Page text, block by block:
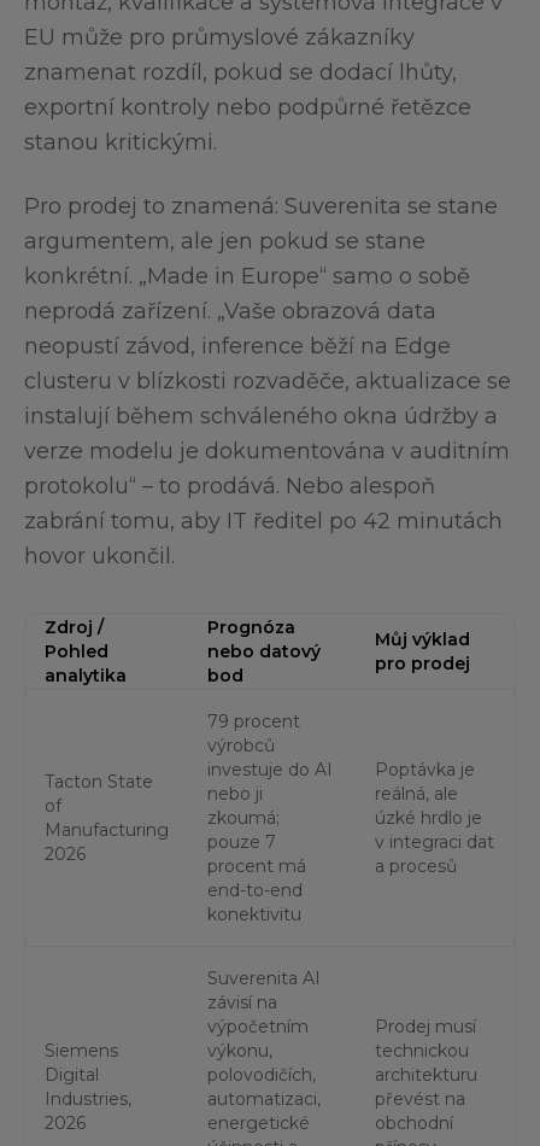
EU může pro průmyslové zákazníky
znamenat rozdíl, pokud se dodací lhůty,
exportní kontroly nebo podpůrné řetězce
stanou kritickými.
Pro prodej to znamená: Suverenita se stane
argumentem, ale jen pokud se stane
konkrétní. „Made in Europe“ samo o sobě
neprodá zařízení. „Vaše obrazová data
neopustí závod, inference běží na Edge
clusteru v blízkosti rozvaděče, aktualizace se
instalují během schváleného okna údržby a
verze modelu je dokumentována v auditním
protokolu“ – to prodává. Nebo alespoň
zabrání tomu, aby IT ředitel po 42 minutách
hovor ukončil.
Zdroj /
Pohled
analytika
Prognóza
nebo datový
bod
Můj výklad
pro prodej
Tacton State
of
Manufacturing
2026
79 procent
výrobců
investuje do AI
nebo ji
zkoumá;
pouze 7
procent má
end-to-end
konektivitu
Poptávka je
reálná, ale
úzké hrdlo je
v integraci dat
a procesů
Siemens
Digital
Industries,
2026
Suverenita AI
závisí na
výpočetním
výkonu,
polovodičích,
automatizaci,
energetické
Prodej musí
technickou
architekturu
převést na
obchodní